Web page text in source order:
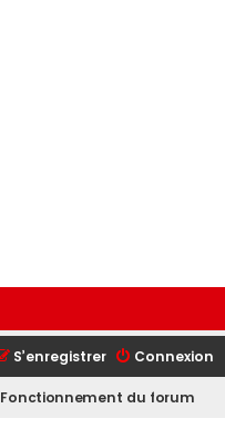
Connexion
S’enregistrer
Fonctionnement du forum